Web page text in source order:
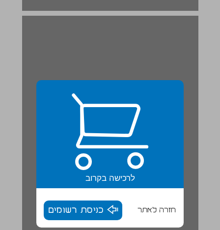
לרכישה בקרוב
חזרה לאתר כניסת רשומים